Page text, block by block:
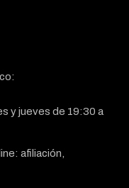
y jueves de 19:30 a
afiliación,